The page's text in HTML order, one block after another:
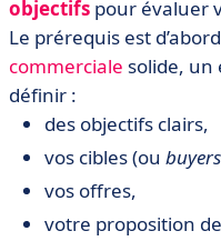
objectifs pour évaluer
Le prérequis est
commerciale solide, un
définir :
des objectifs clairs,
vos cibles (ou
vos offres,
votre proposition